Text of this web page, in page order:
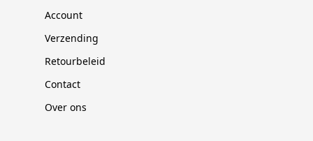
Account
Verzending
Retourbeleid
Contact
Over ons